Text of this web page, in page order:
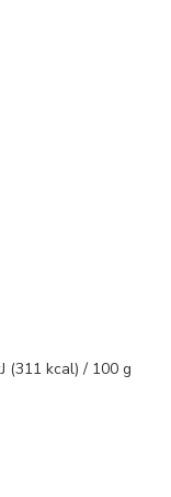
(311 kcal) / 100 g